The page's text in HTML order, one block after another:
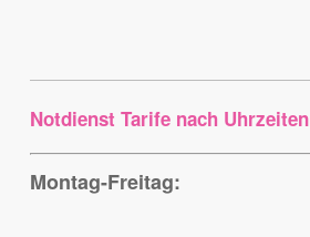
Notdienst Tarife nach Uhrzeiten
Montag-Freitag: